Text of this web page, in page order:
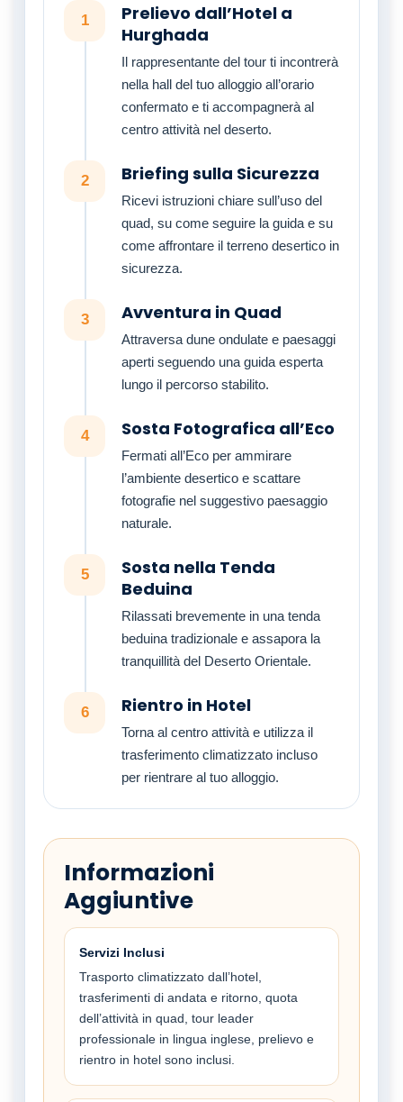
1
Prelievo dall’Hotel a
Hurghada
Il rappresentante del tour ti incontrerà
nella hall del tuo alloggio all’orario
confermato e ti accompagnerà al
centro attività nel deserto.
2 Briefing sulla Sicurezza
Ricevi istruzioni chiare sull’uso del
quad, su come seguire la guida e su
come affrontare il terreno desertico in
sicurezza.
3 Avventura in Quad
Attraversa dune ondulate e paesaggi
aperti seguendo una guida esperta
lungo il percorso stabilito.
4 Sosta Fotografica all’Eco
Fermati all’Eco per ammirare
l’ambiente desertico e scattare
fotografie nel suggestivo paesaggio
naturale.
5
Sosta nella Tenda
Beduina
Rilassati brevemente in una tenda
beduina tradizionale e assapora la
tranquillità del Deserto Orientale.
6 Rientro in Hotel
Torna al centro attività e utilizza il
trasferimento climatizzato incluso
per rientrare al tuo alloggio.
Informazioni
Aggiuntive
Servizi Inclusi
Trasporto climatizzato dall’hotel,
trasferimenti di andata e ritorno, quota
dell’attività in quad, tour leader
professionale in lingua inglese, prelievo e
rientro in hotel sono inclusi.